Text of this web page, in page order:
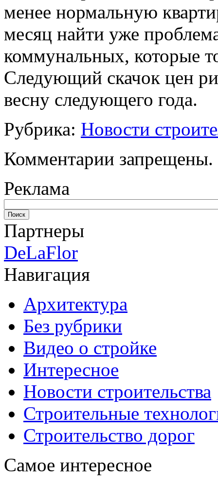
менее нормальную
месяц найти уже
коммунальных, которые
Следующий скачок цен
весну следующего года.
Рубрика: Новости
Комментарии запрещены.
Реклама
Партнеры
DeLaFlor
Навигация
Архитектура
Без рубрики
Видео о стройке
Интересное
Новости строительства
Строительные
Строительство дорог
Самое интересное